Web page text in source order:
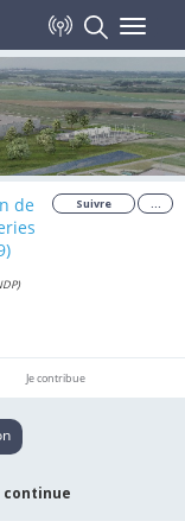
Toggle
de
Suivre ...
Je contribue
continue